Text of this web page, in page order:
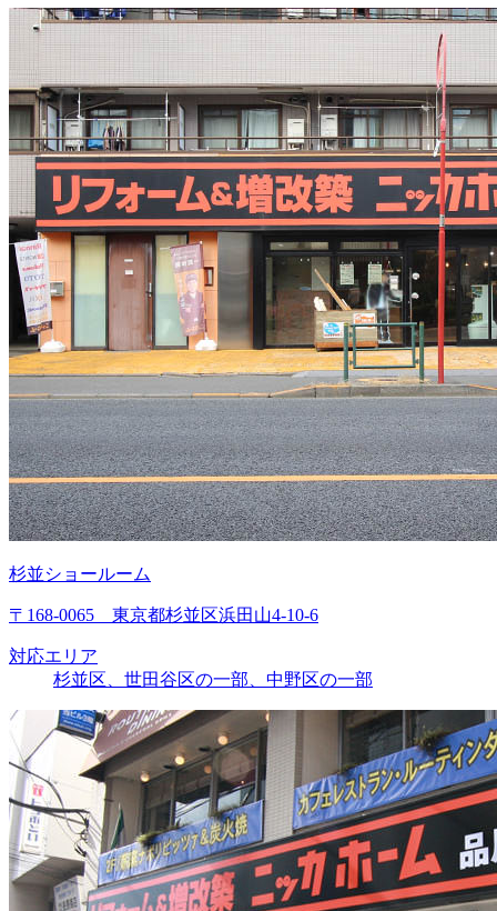
杉並ショールーム
〒168-0065 東京都杉並区浜田山4-10-6
対応エリア
杉並区、世田谷区の一部、中野区の一部